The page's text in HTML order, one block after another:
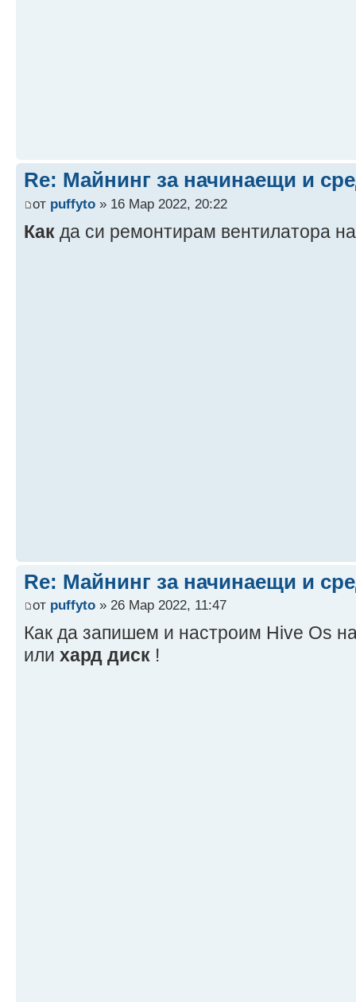
Re: Майнинг за начинаещи и
от puffyto » 16 Мар 2022, 20:22
Как да си ремонтирам вентилатора
Re: Майнинг за начинаещи и
от puffyto » 26 Мар 2022, 11:47
Как да запишем и настроим Hive Os
или хард диск !